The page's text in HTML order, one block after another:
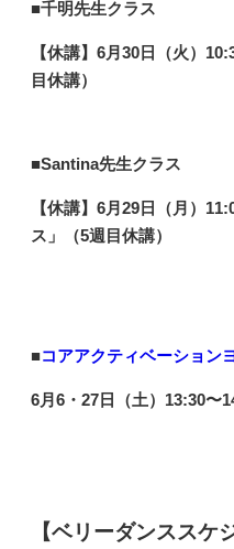
■千明先生クラス
【休講】6月30日（火）
目休講）
■Santina先生クラス
【休講】6月29日（月）
ス 」（5週目休講）
■コアアクティベーション
6月6・27日（土）13:30〜
【ベリーダンススケ